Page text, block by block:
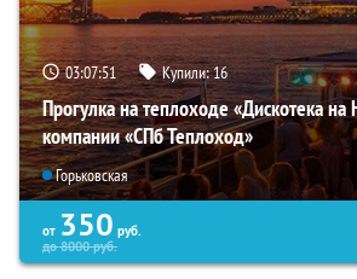
03:07:49 Купили:16
Прогулка на теплоходе «Дискотека на
компании «СПб Теплоход»
Горьковская
от 350 руб.
до8000руб.